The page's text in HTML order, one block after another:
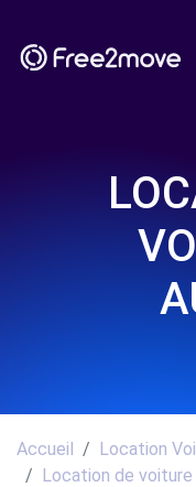
Accueil
Location
Location de voiture